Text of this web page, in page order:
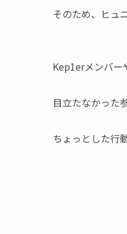
そのため、ヒュ
Kep1erメンバー
目立たなかった
ちょっとした行